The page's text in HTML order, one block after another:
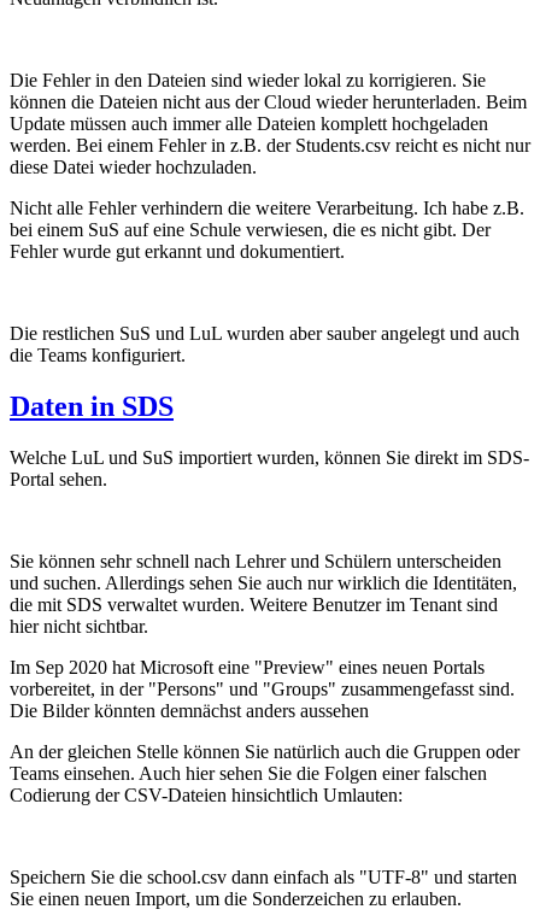
Die Fehler in den Dateien sind wieder lokal zu korrigieren. Sie
können die Dateien nicht aus der Cloud wieder herunterladen. Beim
Update müssen auch immer alle Dateien komplett hochgeladen
werden. Bei einem Fehler in z.B. der Students.csv reicht es nicht nur
diese Datei wieder hochzuladen.
Nicht alle Fehler verhindern die weitere Verarbeitung. Ich habe z.B.
bei einem SuS auf eine Schule verwiesen, die es nicht gibt. Der
Fehler wurde gut erkannt und dokumentiert.
Die restlichen SuS und LuL wurden aber sauber angelegt und auch
die Teams konfiguriert.
Daten in SDS
Welche LuL und SuS importiert wurden, können Sie direkt im SDS-
Portal sehen.
Sie können sehr schnell nach Lehrer und Schülern unterscheiden
und suchen. Allerdings sehen Sie auch nur wirklich die Identitäten,
die mit SDS verwaltet wurden. Weitere Benutzer im Tenant sind
hier nicht sichtbar.
Im Sep 2020 hat Microsoft eine "Preview" eines neuen Portals
vorbereitet, in der "Persons" und "Groups" zusammengefasst sind.
Die Bilder könnten demnächst anders aussehen
An der gleichen Stelle können Sie natürlich auch die Gruppen oder
Teams einsehen. Auch hier sehen Sie die Folgen einer falschen
Codierung der CSV-Dateien hinsichtlich Umlauten:
Speichern Sie die school.csv dann einfach als "UTF-8" und starten
Sie einen neuen Import, um die Sonderzeichen zu erlauben.